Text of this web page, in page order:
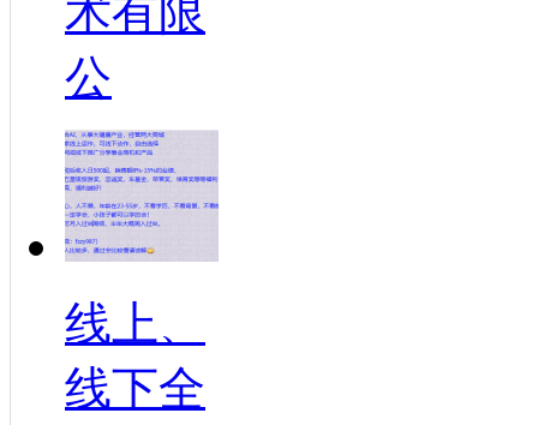
术有限
公
线上、
线下全